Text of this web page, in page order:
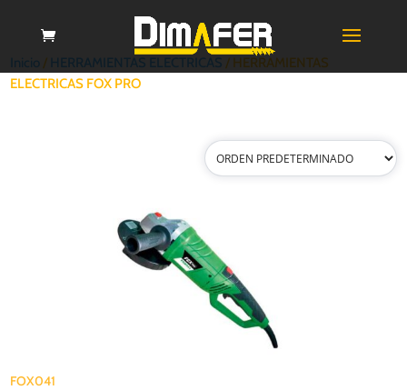
Inicio / HERRAMIENTAS ELECTRICAS / HERRAMIENTAS
ELECTRICAS FOX PRO
FOX041